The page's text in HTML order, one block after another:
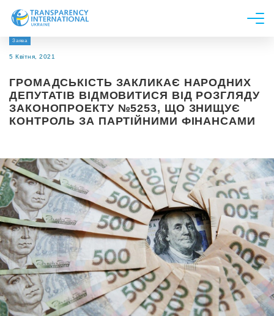
Про нас
Дослідження
Напрями роботи
Заява
5 Квітня, 2021
ГРОМАДСЬКІСТЬ ЗАКЛИКАЄ НАРОДНИХ
ДЕПУТАТІВ ВІДМОВИТИСЯ ВІД РОЗГЛЯДУ
ЗАКОНОПРОЕКТУ №5253, ЩО ЗНИЩУЄ
КОНТРОЛЬ ЗА ПАРТІЙНИМИ ФІНАНСАМИ